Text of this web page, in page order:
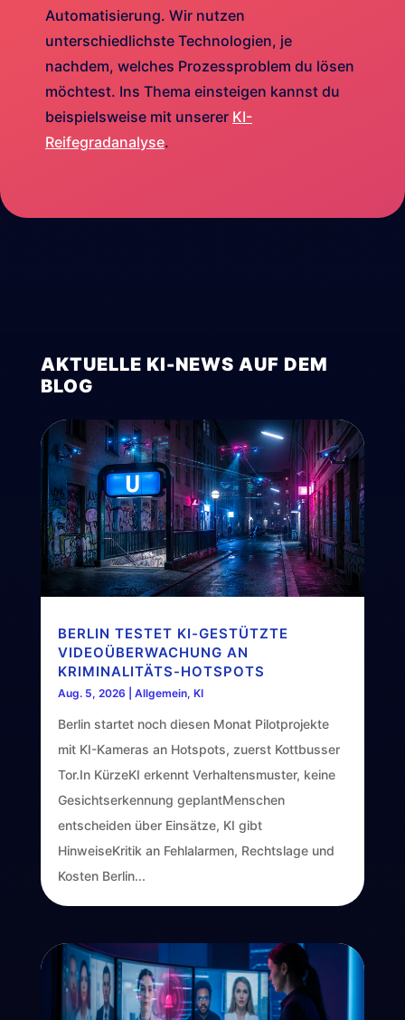
Automatisierung. Wir nutzen
unterschiedlichste Technologien, je
nachdem, welches Prozessproblem du lösen
möchtest. Ins Thema einsteigen kannst du
beispielsweise mit unserer KI-
Reifegradanalyse.
AKTUELLE KI-NEWS AUF DEM
BLOG
BERLIN TESTET KI-GESTÜTZTE
VIDEOÜBERWACHUNG AN
KRIMINALITÄTS-HOTSPOTS
Aug. 5, 2026 Allgemein, KI
Berlin startet noch diesen Monat Pilotprojekte
mit KI-Kameras an Hotspots, zuerst Kottbusser
Tor.In KürzeKI erkennt Verhaltensmuster, keine
Gesichtserkennung geplantMenschen
entscheiden über Einsätze, KI gibt
HinweiseKritik an Fehlalarmen, Rechtslage und
Kosten Berlin...